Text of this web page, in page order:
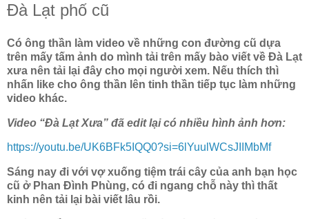
Đà Lạt phố cũ
Có ông thần làm video về những con đường cũ dựa
trên mấy tấm ảnh do mình tải trên mấy bào viết về Đà Lạt
xưa nên tải lại đây cho mọi người xem. Nếu thích thì
nhấn like cho ông thần lên tinh thần tiếp tục làm những
video khác.
Video “Đà Lạt Xưa” đã edit lại có nhiều hình ảnh hơn:
https://youtu.be/UK6BFk5IQQ0?si=6lYuulWCsJIIMbMf
Sáng nay đi với vợ xuống tiệm trái cây của anh bạn học
cũ ở Phan Đình Phùng, có đi ngang chỗ này thì thất
kinh nên tải lại bài viết lâu rồi.